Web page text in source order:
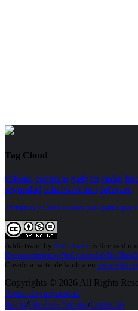
Tag Cloud
telfonia computo gadgets audio
seguridad infraestructura software
Términos y Condiciones para participar
Addictware by Addictware is licensed
Reconocimiento-NoComercial-
Creado a partir de la obra en
Copyrights © 2026 All Rights
Aviso de privacidad
Inicio/Quiénes Somos/Contacto